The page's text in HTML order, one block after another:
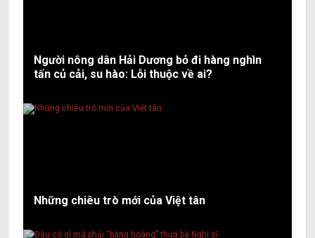
Người nông dân Hải Dương bỏ đi hàng nghìn
tấn củ cải, su hào: Lỗi thuộc về ai?
Những chiêu trò mới của Việt tân